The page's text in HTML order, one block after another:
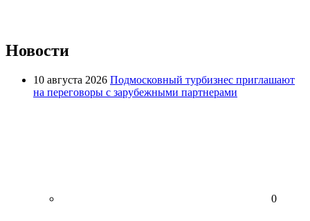
Новости
10 августа 2026 Подмосковный турбизнес приглашают
на переговоры с зарубежными партнерами
0